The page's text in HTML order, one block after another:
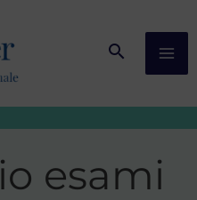
esami